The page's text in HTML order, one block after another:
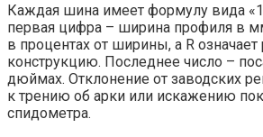
Каждая шина имеет формулу вида
первая цифра – ширина профиля в
в процентах от ширины, а R
конструкцию. Последнее число –
дюймах. Отклонение от заводских
к трению об арки или искажению
спидометра.